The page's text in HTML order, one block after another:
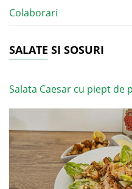
Colaborari
SALATE SI SOSURI
Salata Caesar cu piept de